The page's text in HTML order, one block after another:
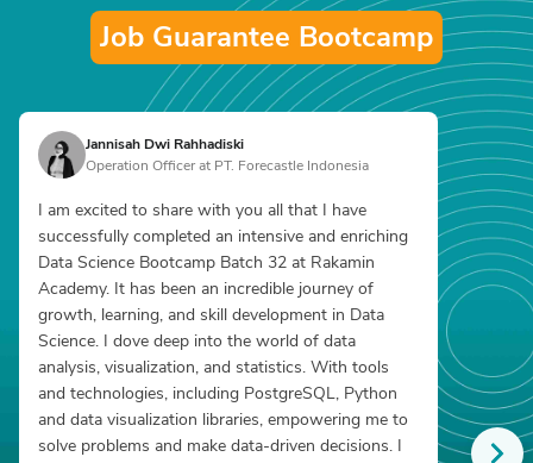
Job Guarantee Bootcamp
Jannisah Dwi Rahhadiski
Operation Officer at PT. Forecastle Indonesia
I am excited to share with you all that I have
successfully completed an intensive and enriching
Data Science Bootcamp Batch 32 at Rakamin
Academy. It has been an incredible journey of
growth, learning, and skill development in Data
Science. I dove deep into the world of data
analysis, visualization, and statistics. With tools
and technologies, including PostgreSQL, Python
and data visualization libraries, empowering me to
solve problems and make data-driven decisions. I